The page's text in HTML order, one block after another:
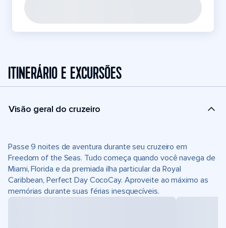
ITINERÁRIO E EXCURSÕES
Visão geral do cruzeiro
Passe 9 noites de aventura durante seu cruzeiro em
Freedom of the Seas. Tudo começa quando você navega de
Miami, Florida e da premiada ilha particular da Royal
Caribbean, Perfect Day CocoCay. Aproveite ao máximo as
memórias durante suas férias inesquecíveis.